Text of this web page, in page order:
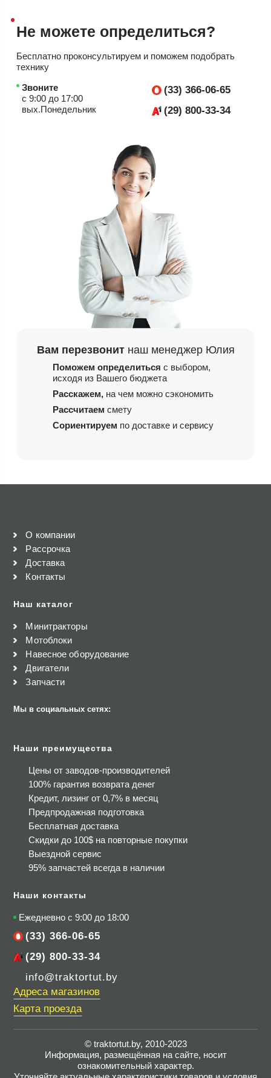
Не можете определиться?
Бесплатно проконсультируем и поможем подобрать
технику
Звоните
с 9:00 до 17:00
вых.Понедельник
(33) 366-06-65
(29) 800-33-34
Вам перезвонит наш менеджер Юлия
Поможем определитьсяс выбором,
исходя из Вашего бюджета
Расскажем, на чем можно сэкономить
Рассчитаемсмету
Сориентируем по доставке и сервису
О компании
Рассрочка
Доставка
Контакты
Наш каталог
Минитракторы
Мотоблоки
Навесное оборудование
Двигатели
Запчасти
Мы в социальных сетях:
Наши преимущества
Цены от заводов-производителей
100% гарантия возврата денег
Кредит, лизинг от 0,7% в месяц
Предпродажная подготовка
Бесплатная доставка
Скидки до 100$ на повторные покупки
Выездной сервис
95% запчастей всегда в наличии
Наши контакты
Ежедневно с 9:00 до 18:00
(33) 366-06-65
(29) 800-33-34
info@traktortut.by
Адреса магазинов
Карта проезда
© traktortut.by, 2010-2023
Информация, размещённая на сайте, носит
ознакомительный характер.